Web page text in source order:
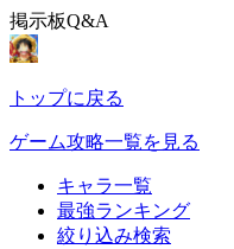
掲示板Q&A
トップに戻る
ゲーム攻略一覧を見る
キャラ一覧
最強ランキング
絞り込み検索